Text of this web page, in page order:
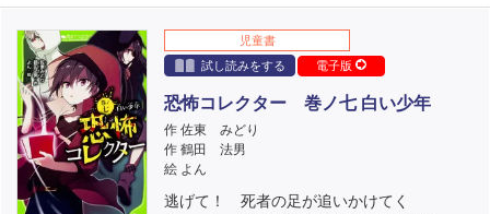
児童書
試し読みをする
電子版
恐怖コレクター 巻ノ七 白い少年
作 佐東 みどり
作 鶴田 法男
絵 よん
逃げて！ 死者の足が追いかけてく